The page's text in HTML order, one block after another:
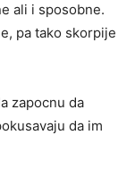
ali i sposobne.
pa tako skorpije
zapocnu da
da im